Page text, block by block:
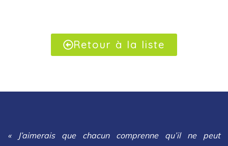
Retour à la liste
« J’aimerais que chacun comprenne qu’il ne peut